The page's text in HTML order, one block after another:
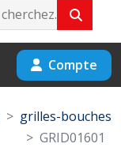
Compte
grilles-bouches
GRID01601